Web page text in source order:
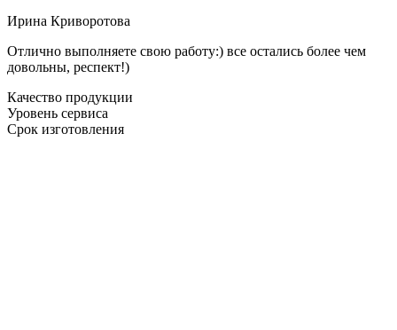
Ирина Криворотова
Отлично выполняете свою работу:) все остались более чем
довольны, респект!)
Качество продукции
Уровень сервиса
Срок изготовления